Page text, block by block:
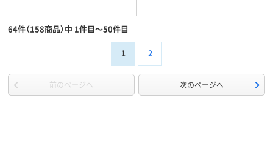
64件（158商品）中 1件目～50件目
1 2
前のページへ 次のページへ